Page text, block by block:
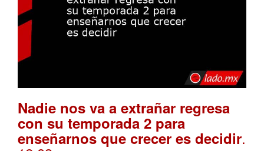
Nadie nos va a extrañar regresa
con su temporada 2 para
enseñarnos que crecer es decidir.